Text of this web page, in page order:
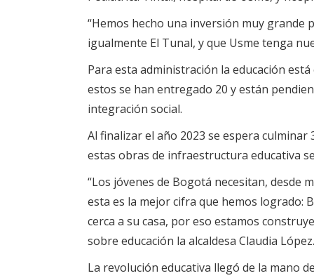
“Hemos hecho una inversión muy
igualmente El Tunal, y que Usme tenga
Para esta administración la educación
estos se han entregado 20 y están
integración social.
Al finalizar el año 2023 se espera
estas obras de infraestructura educativa
“Los jóvenes de Bogotá necesitan, desde
esta es la mejor cifra que hemos logrado:
cerca a su casa, por eso estamos
sobre educación la alcaldesa Claudia López.
La revolución educativa llegó de la mano